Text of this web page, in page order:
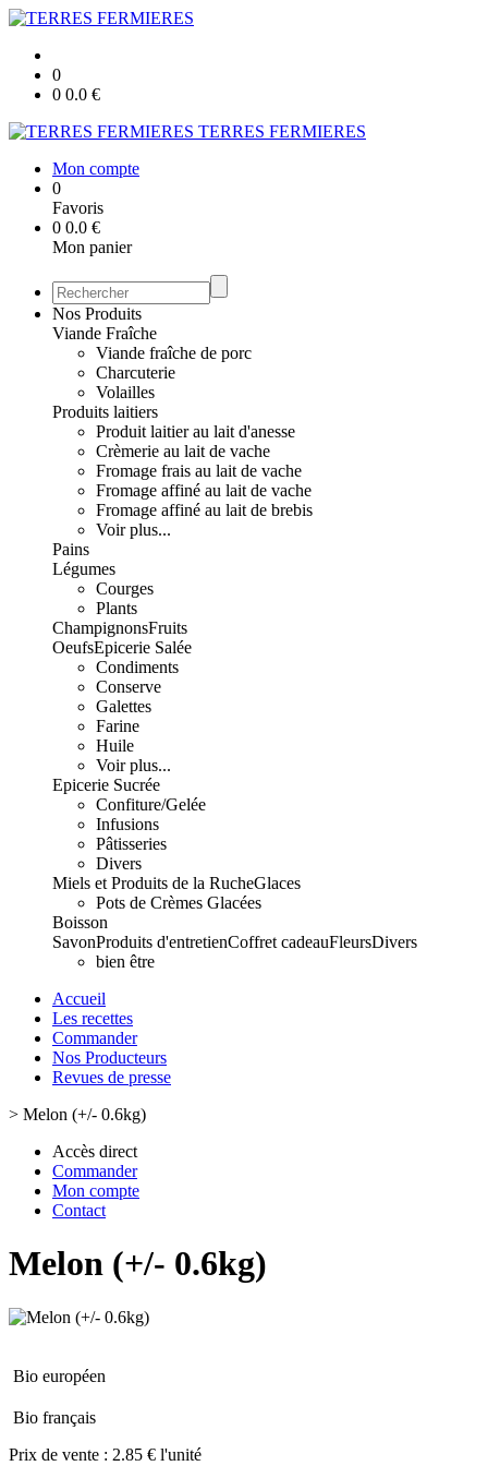
0
0 0.0 €
TERRES FERMIERES
Mon compte
0
Favoris
0 0.0 €
Mon panier
Nos Produits
Viande Fraîche
Viande fraîche de porc
Charcuterie
Volailles
Produits laitiers
Produit laitier au lait d'anesse
Crèmerie au lait de vache
Fromage frais au lait de vache
Fromage affiné au lait de vache
Fromage affiné au lait de brebis
Voir plus...
Pains
Légumes
Courges
Plants
ChampignonsFruits
OeufsEpicerie Salée
Condiments
Conserve
Galettes
Farine
Huile
Voir plus...
Epicerie Sucrée
Confiture/Gelée
Infusions
Pâtisseries
Divers
Miels et Produits de la RucheGlaces
Pots de Crèmes Glacées
Boisson
SavonProduits d'entretienCoffret cadeauFleursDivers
bien être
Accueil
Les recettes
Commander
Nos Producteurs
Revues de presse
> Melon (+/- 0.6kg)
Accès direct
Commander
Mon compte
Contact
Melon (+/- 0.6kg)
Bio européen
Bio français
Prix de vente : 2.85 € l'unité